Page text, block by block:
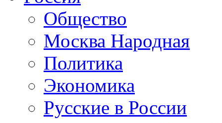
Общество
Москва Народная
Политика
Экономика
Русские в России